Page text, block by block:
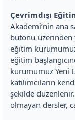
Çevrimdışı
Akademi’nin ana
butonu üzerinden
eğitim
eğitim
kurumumuz Yeni
katılımcıların
şekilde
olmayan dersler,